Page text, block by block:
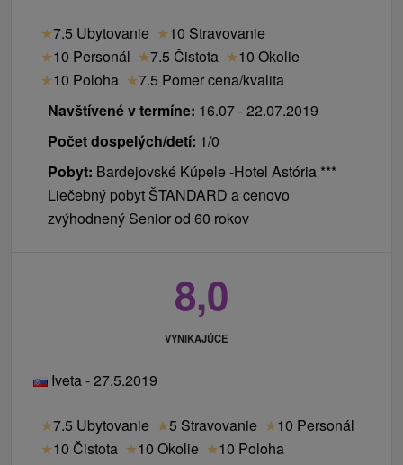
★7.5 Ubytovanie ★10 Stravovanie
★10 Personál ★7.5 Čistota ★10 Okolie
★10 Poloha ★7.5 Pomer cena/kvalita
Navštívené v termíne: 16.07 - 22.07.2019
Počet dospelých/detí: 1/0
Pobyt: Bardejovské Kúpele -Hotel Astória ***
Liečebný pobyt ŠTANDARD a cenovo
zvýhodnený Senior od 60 rokov
8,0
VYNIKAJÚCE
Iveta - 27.5.2019
★7.5 Ubytovanie ★5 Stravovanie ★10 Personál
★10 Čistota ★10 Okolie ★10 Poloha